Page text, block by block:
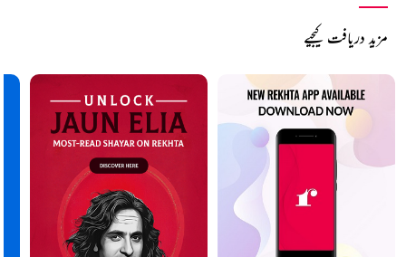
مزید دریافت کیجیے